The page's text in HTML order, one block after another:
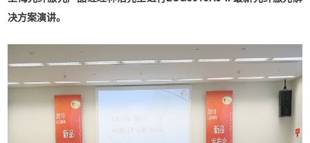
决方案演讲。